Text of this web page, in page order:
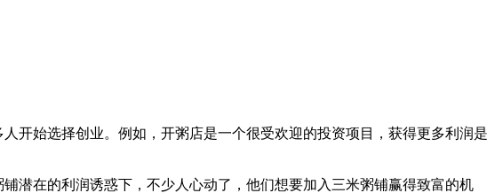
开始选择创业。例如，开粥店是一个很受欢迎的投资项目，获得更多利润是
在的利润诱惑下，不少人心动了，他们想要加入三米粥铺赢得致富的机